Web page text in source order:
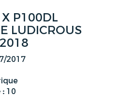
P100DL
LUDICROUS
2017
: 10